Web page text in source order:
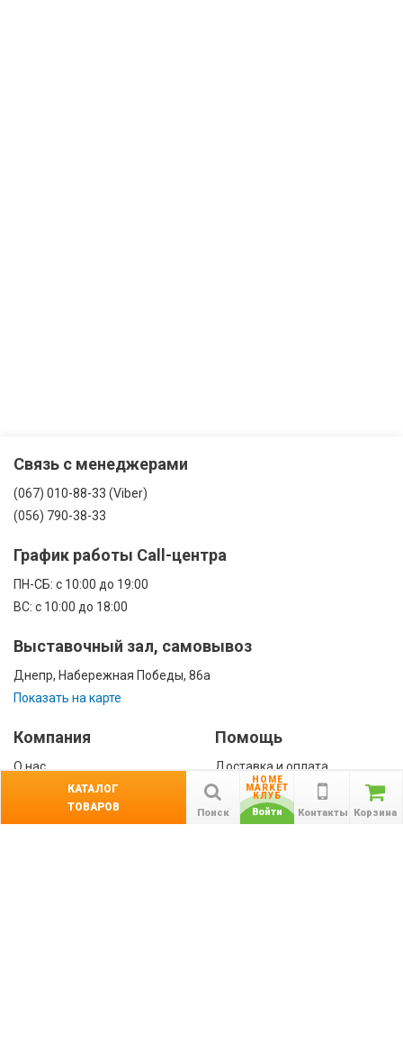
Связь с менеджерами
(067) 010-88-33 (Viber)
(056) 790-38-33
График работы Call-центра
ПН-CБ: с 10:00 до 19:00
ВС: с 10:00 до 18:00
Выставочный зал, самовывоз
Днепр, Набережная Победы, 86а
Показать на карте
Компания
О нас
Контакты
Сотрудничество
Помощь
Доставка и оплата
Гарантии
Корзина
Контакты
HOME
MARKET
КЛУБ
Войти
Поиск
КАТАЛОГ
ТОВАРОВ